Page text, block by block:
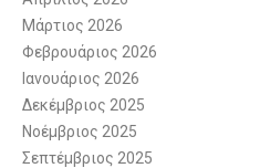
Μάρτιος 2026
Φεβρουάριος 2026
Ιανουάριος 2026
Δεκέμβριος 2025
Νοέμβριος 2025
Σεπτέμβριος 2025